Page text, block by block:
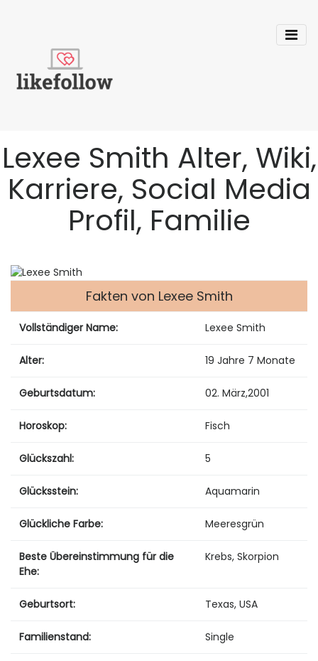
Lexee Smith Alter, Wiki,
Karriere, Social Media
Profil, Familie
Fakten von Lexee Smith
Vollständiger Name: Lexee Smith
Alter: 19 Jahre 7 Monate
Geburtsdatum: 02. März,2001
Horoskop: Fisch
Glückszahl: 5
Glücksstein: Aquamarin
Glückliche Farbe: Meeresgrün
Beste Übereinstimmung für die
Ehe:
Krebs, Skorpion
Geburtsort: Texas, USA
Familienstand: Single